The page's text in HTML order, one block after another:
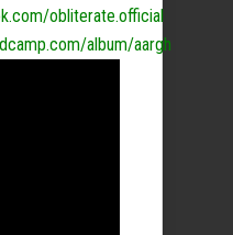
obliterate.official
album/aargh